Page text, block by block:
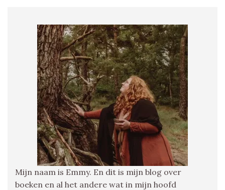
Mijn naam is Emmy. En dit is mijn blog over
boeken en al het andere wat in mijn hoofd